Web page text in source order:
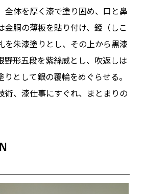
全体を厚く漆で塗り固め、口と鼻
金胴の薄板を貼り付け、錏（しこ
を朱漆塗りとし、その上から黒漆
野形五段を紫絲威とし、吹返しは
として銀の覆輪をめぐらせる。
術、漆仕事にすぐれ、まとまりの